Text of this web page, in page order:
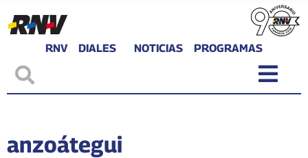
RNV DIALES NOTICIAS PROGRAMAS
anzoátegui